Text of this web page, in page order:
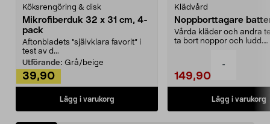
-
Köksrengöring & disk
Mikrofiberduk 32 x 31 cm, 4-
pack
Aftonbladets "självklara favorit” i
test av d...
Utförande: Grå/beige
39,90
Lägg i varukorg
Klädvård
Noppborttagare
Vårda kläder och andra
ta bort noppor och ludd.
149,90
Lägg i varukorg